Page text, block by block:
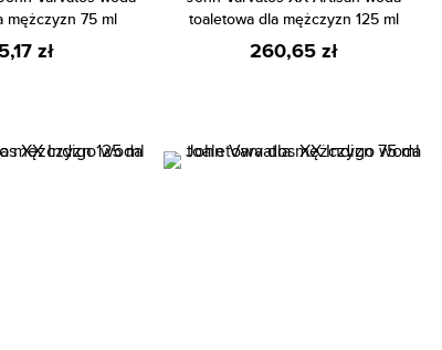
mężczyzn 75 ml
zł
toaletowa dla mężczyzn 125 ml
260,65 zł